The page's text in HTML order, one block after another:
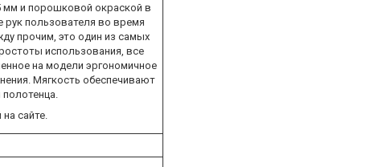
мм и порошковой окраской в
рук пользователя во время
прочим, это один из самых
использования, все
на модели эргономичное
Мягкость обеспечивают
сайте.